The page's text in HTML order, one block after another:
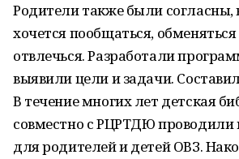
Родители также были согласны,
хочется пообщаться,
отвлечься. Разработали
выявили цели и задачи.
В течение многих лет детская
совместно с РЦРТДЮ проводили
для родителей и детей ОВЗ.